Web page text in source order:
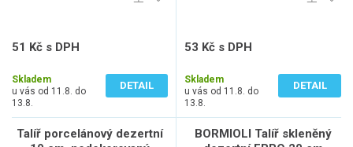
51 Kč s DPH
Skladem
u vás od 11.8. do
13.8.
DETAIL
53 Kč s DPH
Skladem
u vás od 11.8. do
13.8.
DETAIL
Talíř porcelánový dezertní
BORMIOLI Talíř skleněný